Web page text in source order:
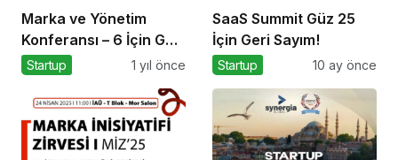
Marka ve Yönetim
Konferansı – 6 İçin Geri
Sayım!
Startup 1 yıl önce
SaaS Summit Güz 25
İçin Geri Sayım!
Startup 10 ay önce